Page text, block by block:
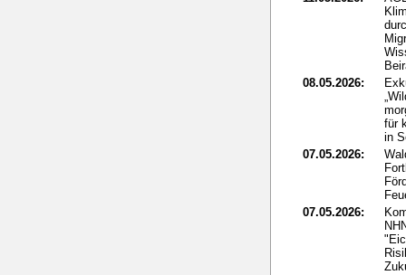
08.05.2026:
für
in
07.05.2026:
07.05.2026: